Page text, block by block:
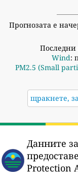
Прогнозата е
Последни
Wind:
PM2.5 (Small
щракнете,
Данните
Protection